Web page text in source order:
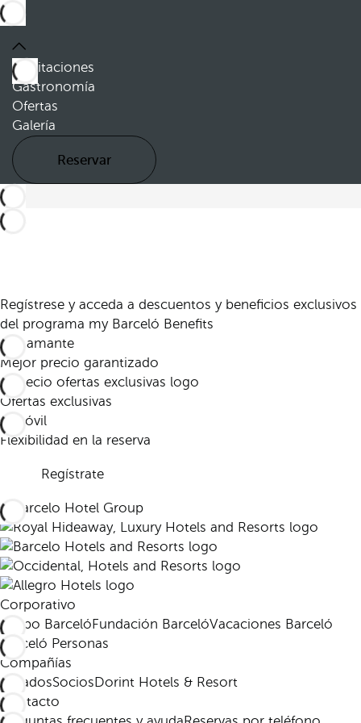
Habitaciones
Gastronomía
Ofertas
Galería
Reservar
Regístrese y acceda a descuentos y beneficios exclusivos
del programa my Barceló Benefits
Mejor precio garantizado
Ofertas exclusivas
Flexibilidad en la reserva
Regístrate
Corporativo
Grupo Barceló Fundación BarcelóVacaciones Barceló
Barceló Personas
Compañías
AfiliadosSocios Dorint Hotels & Resort
Contacto